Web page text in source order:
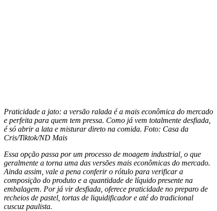
Praticidade a jato: a versão ralada é a mais econômica do mercado
e perfeita para quem tem pressa. Como já vem totalmente desfiada,
é só abrir a lata e misturar direto na comida. Foto: Casa da
Cris/Tiktok/ND Mais
Essa opção passa por um processo de moagem industrial, o que
geralmente a torna uma das versões mais econômicas do mercado.
Ainda assim, vale a pena conferir o rótulo para verificar a
composição do produto e a quantidade de líquido presente na
embalagem. Por já vir desfiada, oferece praticidade no preparo de
recheios de pastel, tortas de liquidificador e até do tradicional
cuscuz paulista.